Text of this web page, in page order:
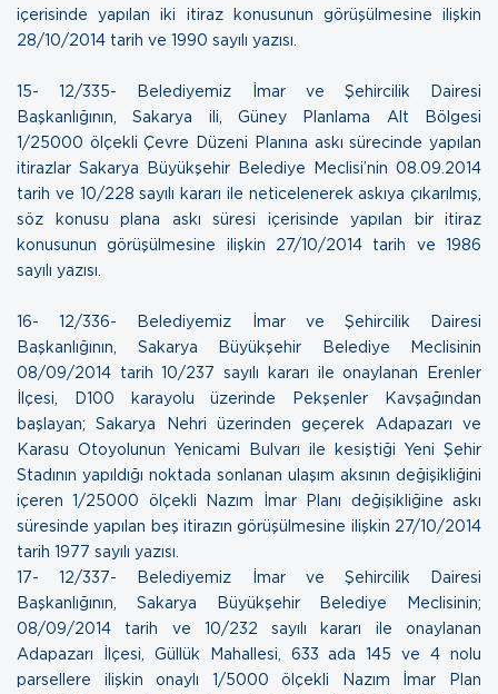
içerisinde yapılan iki itiraz konusunun görüşülmesine ilişkin
28/10/2014 tarih ve 1990 sayılı yazısı.
15- 12/335- Belediyemiz İmar ve Şehircilik Dairesi
Başkanlığının, Sakarya ili, Güney Planlama Alt Bölgesi
1/25000 ölçekli Çevre Düzeni Planına askı sürecinde yapılan
itirazlar Sakarya Büyükşehir Belediye Meclisi’nin 08.09.2014
tarih ve 10/228 sayılı kararı ile neticelenerek askıya çıkarılmış,
söz konusu plana askı süresi içerisinde yapılan bir itiraz
konusunun görüşülmesine ilişkin 27/10/2014 tarih ve 1986
sayılı yazısı.
16- 12/336- Belediyemiz İmar ve Şehircilik Dairesi
Başkanlığının, Sakarya Büyükşehir Belediye Meclisinin
08/09/2014 tarih 10/237 sayılı kararı ile onaylanan Erenler
İlçesi, D100 karayolu üzerinde Pekşenler Kavşağından
başlayan; Sakarya Nehri üzerinden geçerek Adapazarı ve
Karasu Otoyolunun Yenicami Bulvarı ile kesiştiği Yeni Şehir
Stadının yapıldığı noktada sonlanan ulaşım aksının değişikliğini
içeren 1/25000 ölçekli Nazım İmar Planı değişikliğine askı
süresinde yapılan beş itirazın görüşülmesine ilişkin 27/10/2014
tarih 1977 sayılı yazısı.
17- 12/337- Belediyemiz İmar ve Şehircilik Dairesi
Başkanlığının, Sakarya Büyükşehir Belediye Meclisinin;
08/09/2014 tarih ve 10/232 sayılı kararı ile onaylanan
Adapazarı İlçesi, Güllük Mahallesi, 633 ada 145 ve 4 nolu
parsellere ilişkin onaylı 1/5000 ölçekli Nazım İmar Plan